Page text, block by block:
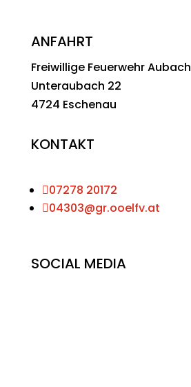
ANFAHRT
Freiwillige Feuerwehr Aubach
Unteraubach 22
4724 Eschenau
KONTAKT
07278 20172
04303@gr.ooelfv.at
SOCIAL MEDIA